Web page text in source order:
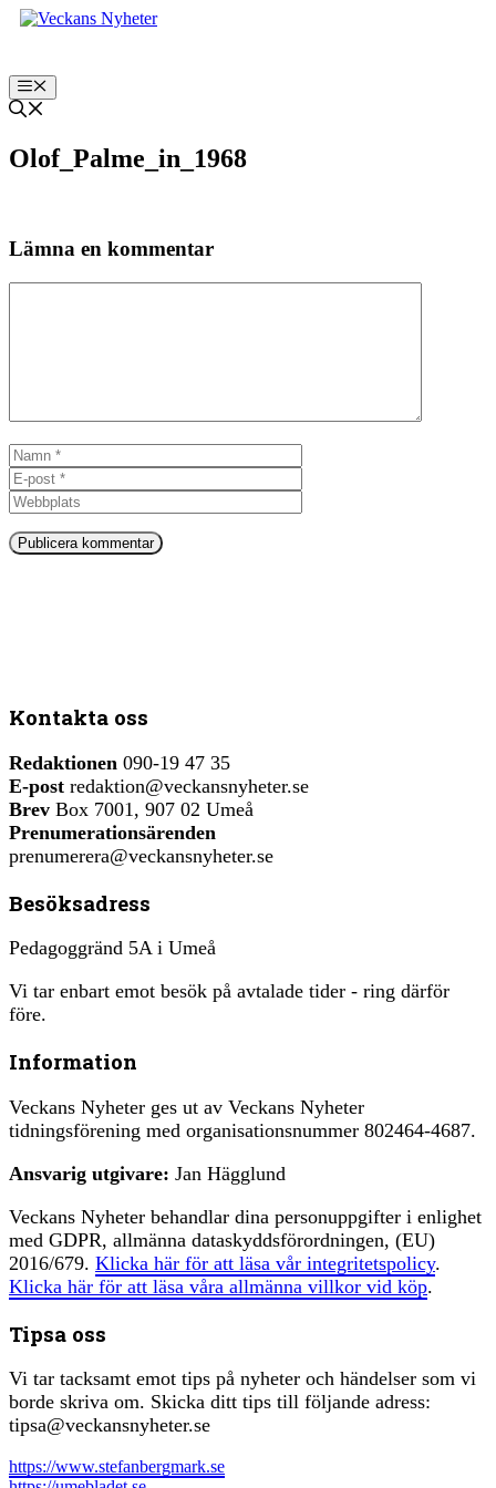
Hoppa
Meny
Olof_Palme_in_1968
Lämna en kommentar
Namn
post
Kontakta oss
Redaktionen 090-19 47 35
E-post redaktion@veckansnyheter.se
Brev Box 7001, 907 02 Umeå
Prenumerationsärenden
prenumerera@veckansnyheter.se
Besöksadress
Pedagoggränd 5A i Umeå
Vi tar enbart emot besök på avtalade tider - ring därför
före.
Information
Veckans Nyheter ges ut av Veckans Nyheter
tidningsförening med organisationsnummer 802464-4687.
Ansvarig utgivare: Jan Hägglund
Veckans Nyheter behandlar dina personuppgifter i enlighet
med GDPR, allmänna dataskyddsförordningen, (EU)
2016/679. Klicka här för att läsa vår integritetspolicy.
Klicka här för att läsa våra allmänna villkor vid köp.
Tipsa oss
Vi tar tacksamt emot tips på nyheter och händelser som vi
borde skriva om. Skicka ditt tips till följande adress:
tipsa@veckansnyheter.se
https://www.stefanbergmark.se